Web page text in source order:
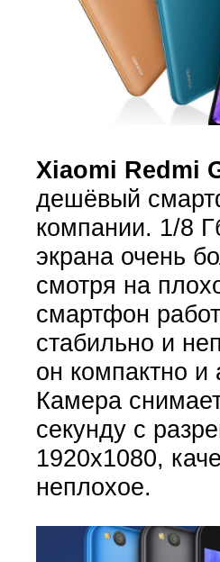
Xiaomi Redmi
дешёвый
компании. 1/8
экрана очень
смотря на
смартфон
стабильно и
он компактно и
Камера
секунду с
1920х1080,
неплохое.